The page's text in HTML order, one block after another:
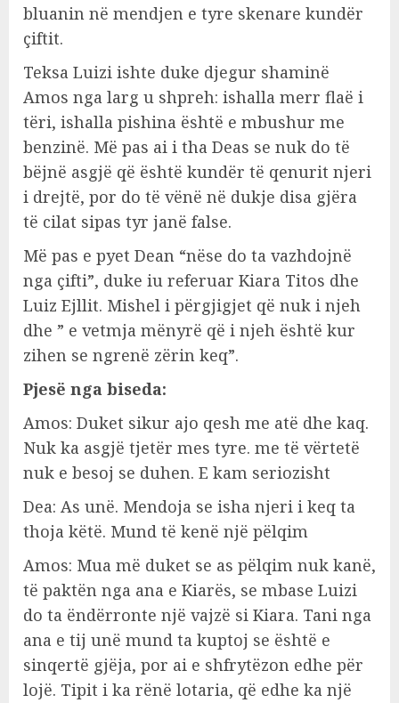
bluanin në mendjen e tyre skenare kundër
çiftit.
Teksa Luizi ishte duke djegur shaminë
Amos nga larg u shpreh: ishalla merr flaë i
tëri, ishalla pishina është e mbushur me
benzinë. Më pas ai i tha Deas se nuk do të
bëjnë asgjë që është kundër të qenurit njeri
i drejtë, por do të vënë në dukje disa gjëra
të cilat sipas tyr janë false.
Më pas e pyet Dean “nëse do ta vazhdojnë
nga çifti”, duke iu referuar Kiara Titos dhe
Luiz Ejllit. Mishel i përgjigjet që nuk i njeh
dhe ” e vetmja mënyrë që i njeh është kur
zihen se ngrenë zërin keq”.
Pjesë nga biseda:
Amos: Duket sikur ajo qesh me atë dhe kaq.
Nuk ka asgjë tjetër mes tyre. me të vërtetë
nuk e besoj se duhen. E kam seriozisht
Dea: As unë. Mendoja se isha njeri i keq ta
thoja këtë. Mund të kenë një pëlqim
Amos: Mua më duket se as pëlqim nuk kanë,
të paktën nga ana e Kiarës, se mbase Luizi
do ta ëndërronte një vajzë si Kiara. Tani nga
ana e tij unë mund ta kuptoj se është e
sinqertë gjëja, por ai e shfrytëzon edhe për
lojë. Tipit i ka rënë lotaria, që edhe ka një